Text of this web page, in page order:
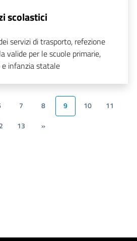
scolastici
servizi di trasporto, refezione
valide per le scuole primarie,
e infanzia statale
7 8 9 10
11
13 »